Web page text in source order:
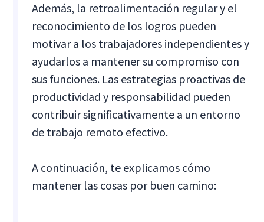
Además, la retroalimentación regular y el
reconocimiento de los logros pueden
motivar a los trabajadores independientes y
ayudarlos a mantener su compromiso con
sus funciones. Las estrategias proactivas de
productividad y responsabilidad pueden
contribuir significativamente a un entorno
de trabajo remoto efectivo.
A continuación, te explicamos cómo
mantener las cosas por buen camino: